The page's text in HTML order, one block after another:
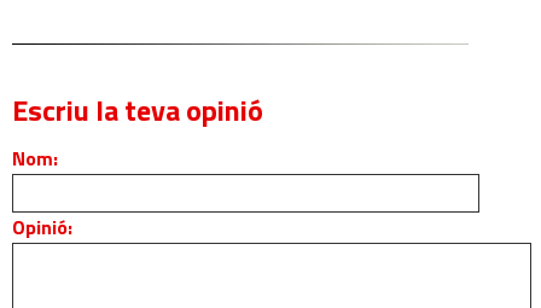
Escriu la teva opinió
Nom:
Opinió: